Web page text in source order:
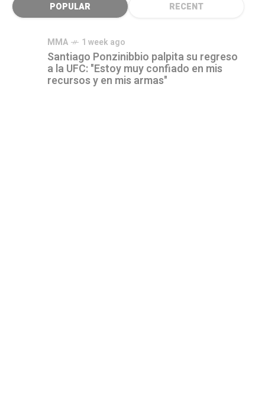
POPULAR RECENT
MMA 1 week ago
Santiago Ponzinibbio palpita su regreso
a la UFC: "Estoy muy confiado en mis
recursos y en mis armas"